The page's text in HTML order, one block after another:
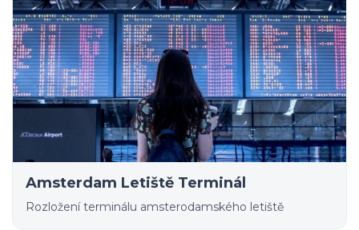
Amsterdam Letiště Terminál
Rozložení terminálu amsterodamského letiště